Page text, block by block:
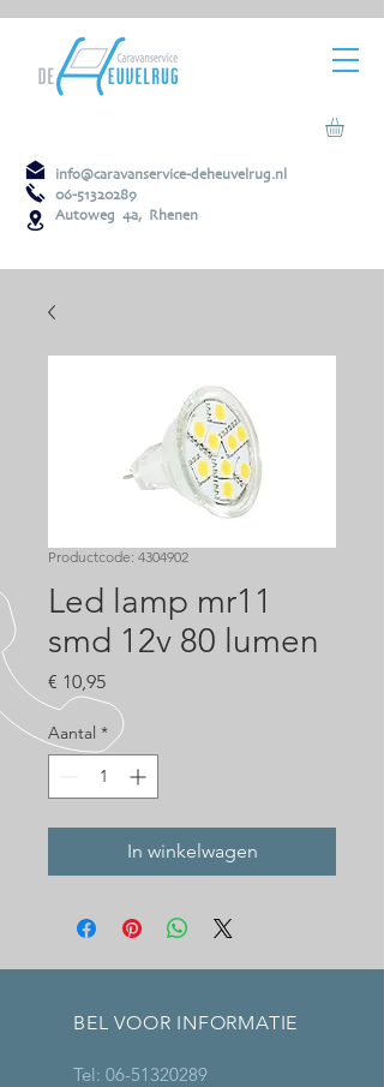
info@caravanservice-deheuvelrug.nl
06-51320289
Autoweg 4a, Rhenen
Productcode: 4304902
Led lamp mr11
smd 12v 80 lumen
€ 10,95Prijs
Aantal *
In winkelwagen
BEL VOOR INFORMATIE
Tel: 06-51320289